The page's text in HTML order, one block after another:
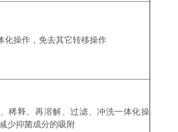
化操作，免去其它转移操作
稀释、再溶解、过滤、冲洗一体化操
少抑菌成分的吸附